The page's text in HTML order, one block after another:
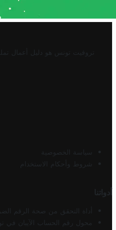
تروفيت تونس هو دليل أعمال
سياسة الخصوصية
شروط وأحكام الاستخدام
أدواتنا
أداة التحقق من صحة الرقم
محول رقم الحساب الآيبان في